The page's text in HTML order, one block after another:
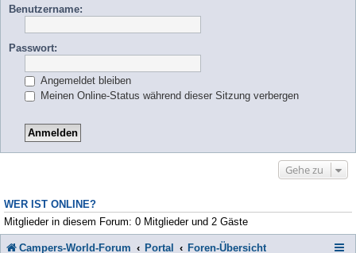
Benutzername:
Passwort:
Angemeldet bleiben
Meinen Online-Status während dieser Sitzung verbergen
Gehe zu
WER IST ONLINE?
Mitglieder in diesem Forum: 0 Mitglieder und 2 Gäste
Campers-World-Forum Portal Foren-Übersicht